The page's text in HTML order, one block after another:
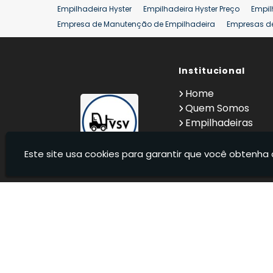
Empilhadeira Hyster
Empilhadeira Hyster Preço
Empresa de Manutenção de Empilhadeira
Empresas
Locação Empilhadeira Hyster
Locação Empilhadeira
Comprar Empilhadeira
Locação de Empilhadeira 25 ton
Comprar
Institucional
Home
Quem Somos
Empilhadeiras
Informações
Este site usa cookies para garantir que você obtenha